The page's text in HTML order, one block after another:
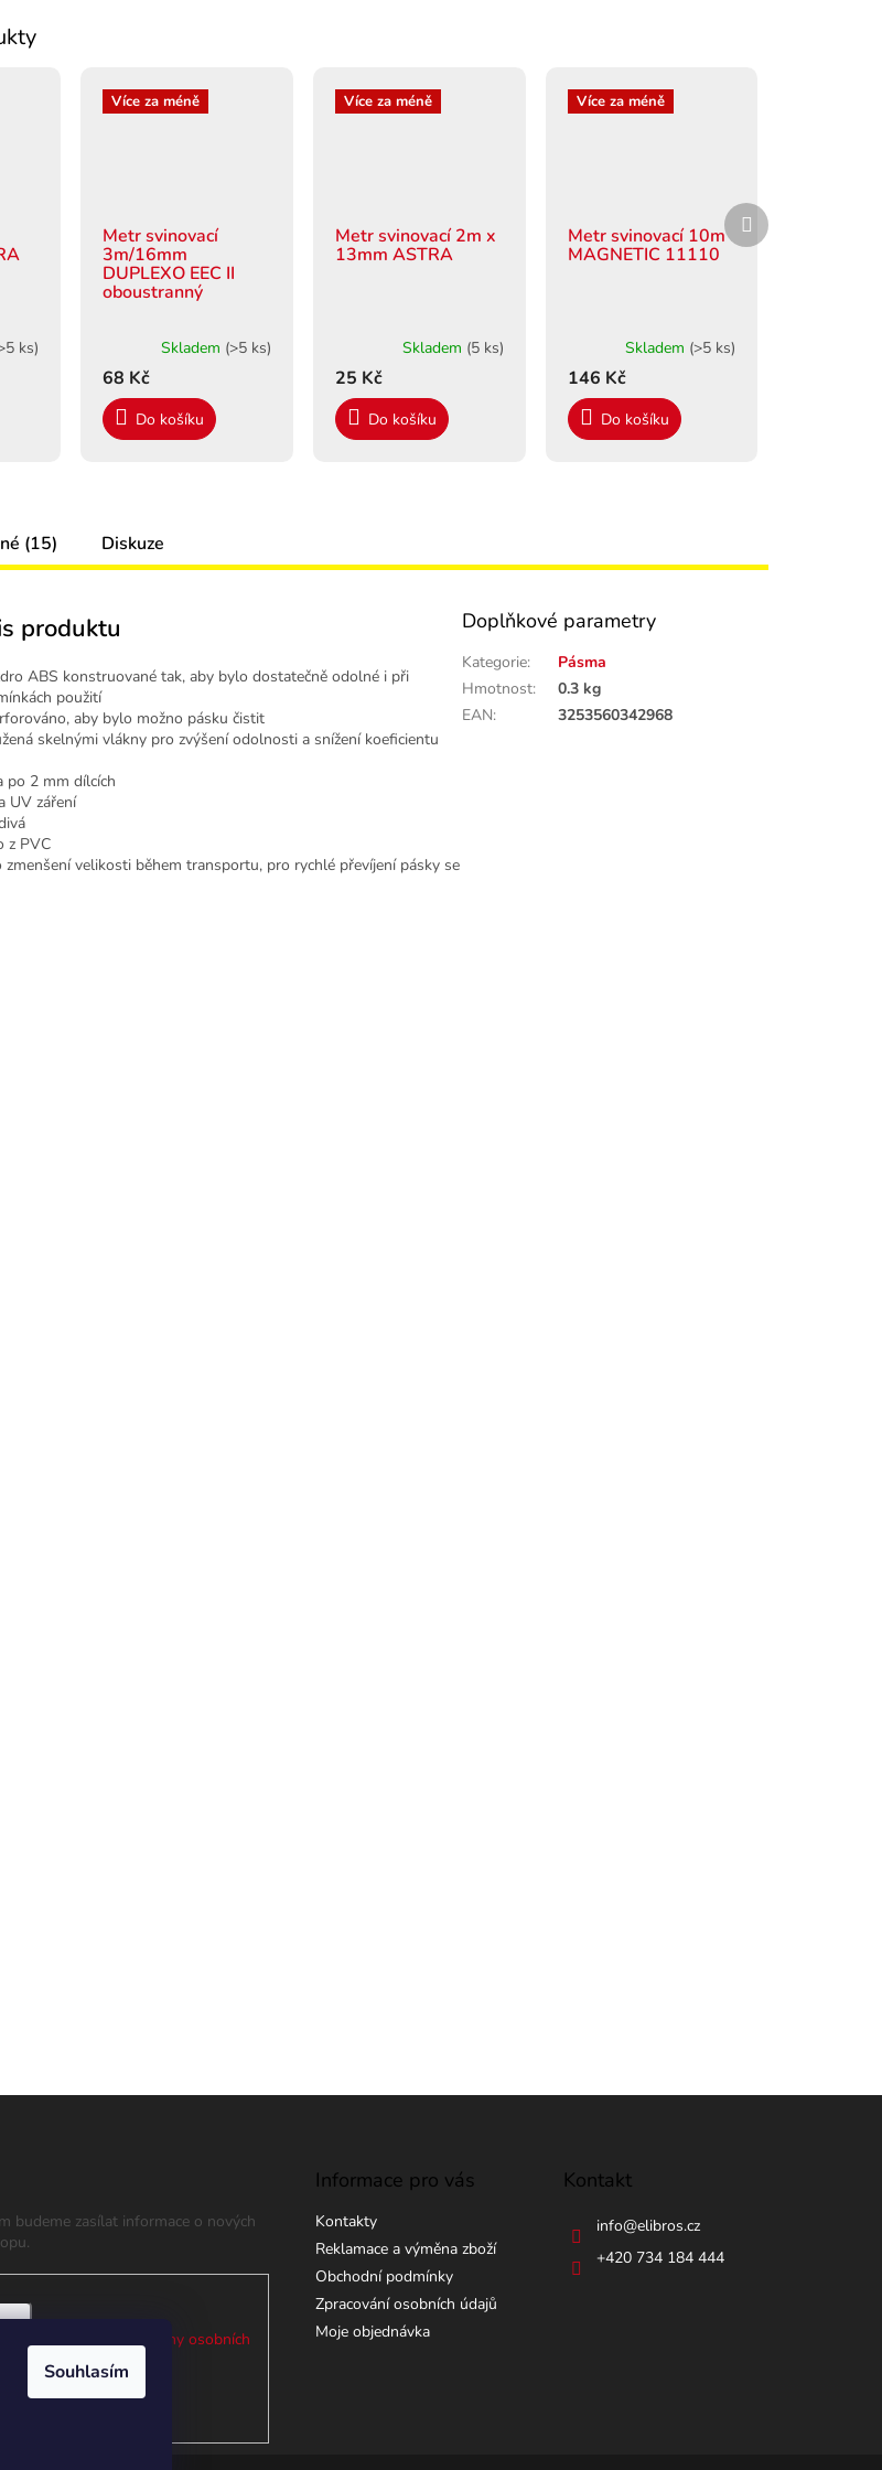
Souhlasím
ks)
Více za méně
Metr svinovací
3m/16mm
DUPLEXO EEC II
oboustranný
Skladem (>5 ks)
68 Kč
Do košíku
Více za méně
Metr svinovací 2m x
13mm ASTRA
Skladem (5 ks)
25 Kč
Do košíku
Více za méně
Metr svinovací 10m
MAGNETIC 11110
Skladem (>5 ks)
146 Kč
Do košíku
Další
produkt
(15) Diskuze
produktu
ABS konstruované tak, aby bylo dostatečně odolné i při
použití
aby bylo možno pásku čistit
skelnými vlákny pro zvýšení odolnosti a snížení koeficientu
po 2 mm dílcích
UV záření
z PVC
zmenšení velikosti během transportu, pro rychlé převíjení pásky se
Doplňkové parametry
Kategorie:
Pásma
Hmotnost:
0.3 kg
EAN: 3253560342968
budeme zasílat informace o nových
podmínkami ochrany osobních
Informace pro vás
Kontakty
Reklamace a výměna zboží
Obchodní podmínky
Zpracování osobních údajů
Moje objednávka
Kontakt
info@elibros.cz
+420 734 184 444